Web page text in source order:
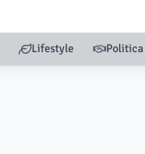
Lifestyle Politica